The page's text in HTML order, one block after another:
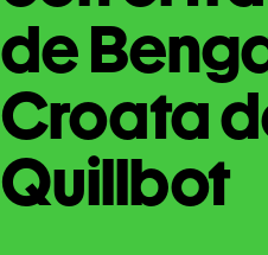
de
Croata
Quillbot